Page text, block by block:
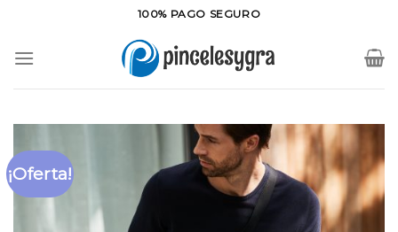
contenido
100% PAGO SEGURO
¡Oferta!